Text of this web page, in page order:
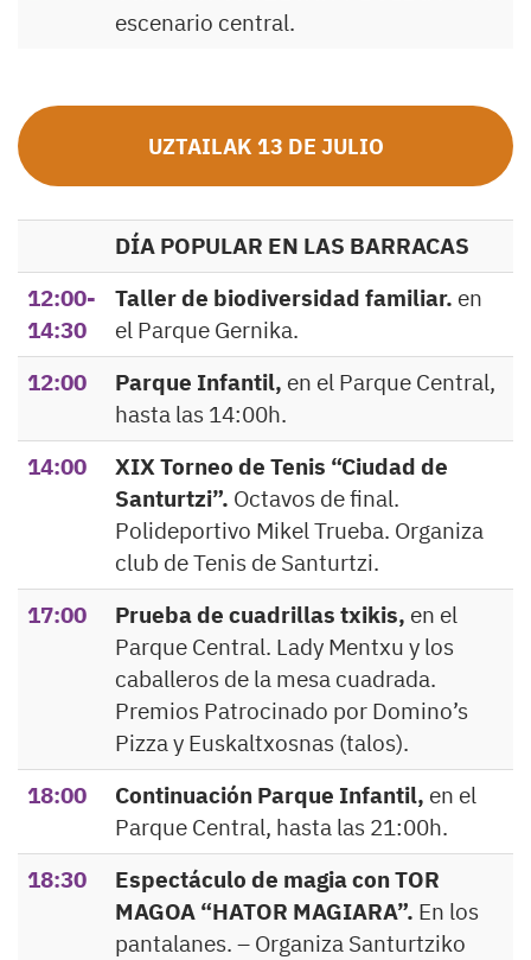
escenario central.
UZTAILAK 13 DE JULIO
DÍA POPULAR EN LAS BARRACAS
12:00-
14:30
Taller de biodiversidad familiar. en
el Parque Gernika.
12:00
Parque Infantil, en el Parque Central,
hasta las 14:00h.
14:00
XIX Torneo de Tenis “Ciudad de
Santurtzi”. Octavos de final.
Polideportivo Mikel Trueba. Organiza
club de Tenis de Santurtzi.
17:00
Prueba de cuadrillas txikis, en el
Parque Central. Lady Mentxu y los
caballeros de la mesa cuadrada.
Premios Patrocinado por Domino’s
Pizza y Euskaltxosnas (talos).
18:00
Continuación Parque Infantil, en el
Parque Central, hasta las 21:00h.
18:30
Espectáculo de magia con TOR
MAGOA “HATOR MAGIARA”. En los
pantalanes. – Organiza Santurtziko